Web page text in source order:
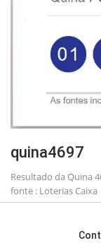
quina4697
Resultado da Quina
fonte : Loterias Caixa